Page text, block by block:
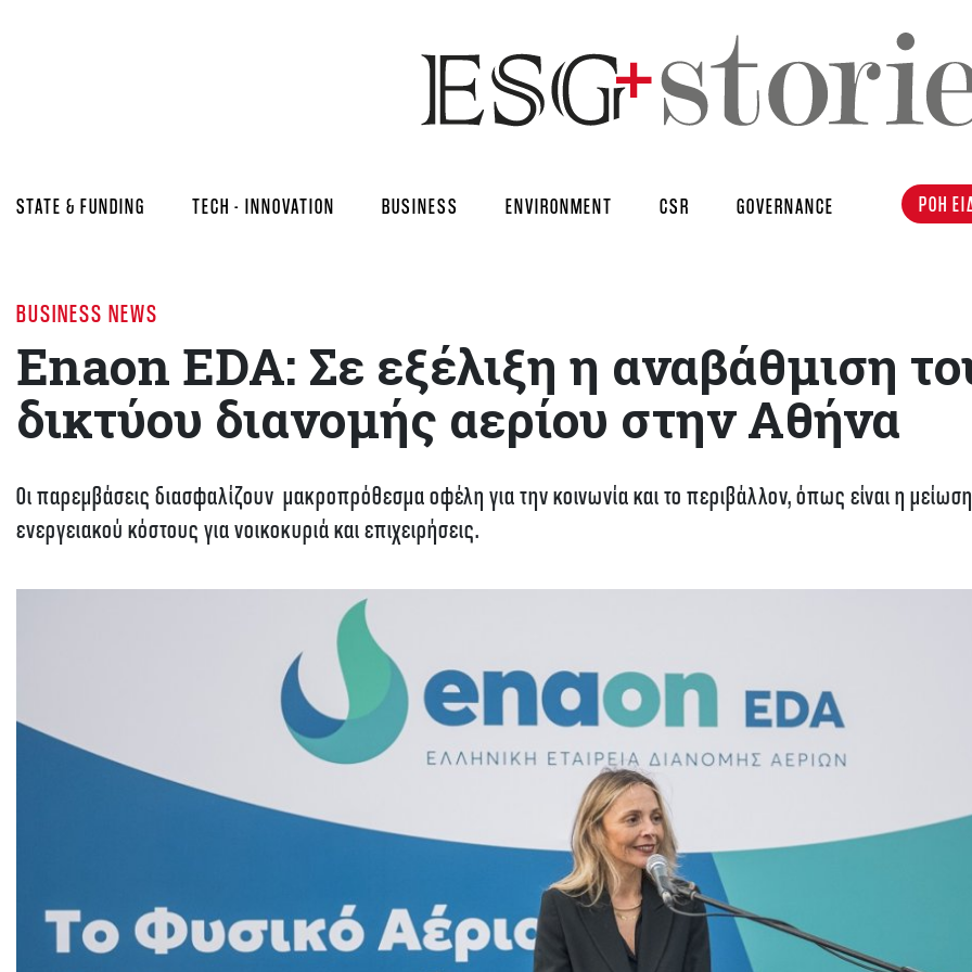
STATE & FUNDING TECH - INNOVATION BUSINESS ENVIRONMENT CSR GOVERNANCE ΡΟΗ
BUSINESS NEWS
Enaon EDA: Σε εξέλιξη η αναβάθμιση
δικτύου διανομής αερίου στην Αθήνα
Οι παρεμβάσεις διασφαλίζουν μακροπρόθεσμα οφέλη για την κοινωνία και το περιβάλλον, όπως είναι η
ενεργειακού κόστους για νοικοκυριά και επιχειρήσεις.